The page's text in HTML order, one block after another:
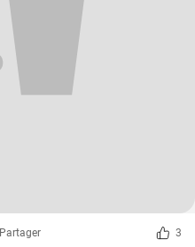
Partager 3